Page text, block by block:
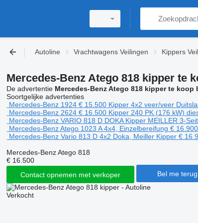
Autoline Vrachtwagens Veilingen Kippers
Mercedes-Benz Atego 818 kipper te
De advertentie Mercedes-Benz Atego 818 kipper te koop
Soortgelijke advertenties
Mercedes-Benz 1924 € 15.500 Kipper 4x2 veer/veer
Mercedes-Benz 2624 € 16.500 Kipper 240 PK (176 kW)
Mercedes-Benz VARIO 818 D DOKA Kipper MEILLER 3-
Mercedes-Benz Atego 1023 A 4x4, Einzelbereifung € 16.900
Mercedes-Benz Vario 813 D 4x2 Doka, Meiller Kipper €
Mercedes-Benz Atego 818
€ 16.500
Contact opnemen met verkoper
Bel me terug
Verkocht